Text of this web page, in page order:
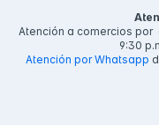
Atención a comercios por
9:30
Atención por Whatsapp